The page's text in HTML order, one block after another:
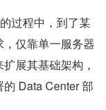
过程中，到了某
仅靠单一服务器
展其基础架构，
Data Center 部